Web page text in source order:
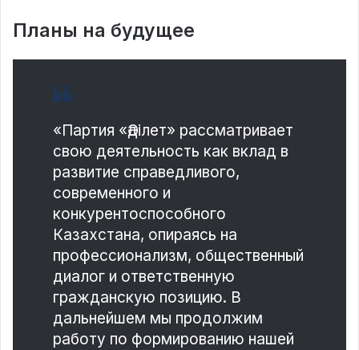
Планы на будущее
«Партия «Әділет» рассматривает
свою деятельность как вклад в
развитие справедливого,
современного и
конкурентоспособного
Казахстана, опираясь на
профессионализм, общественный
диалог и ответственную
гражданскую позицию. В
дальнейшем мы продолжим
работу по формированию нашей